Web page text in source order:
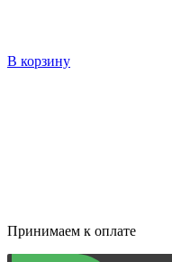
В корзину
Принимаем к оплате